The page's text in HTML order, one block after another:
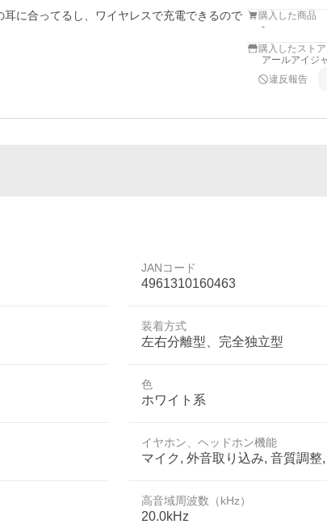
に合ってるし、ワイヤレスで充電できるので
購入した商品
-
購入したストア
アールアイジ
違反報告
JANコード
4961310160463
装着方式
左右分離型、完全独立型
色
ホワイト系
イヤホン、ヘッドホン機能
マイク, 外音取り込み, 音質調
高音域周波数（kHz）
20.0kHz